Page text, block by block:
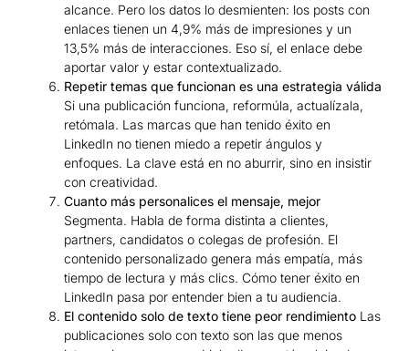
alcance. Pero los datos lo desmienten: los posts con
enlaces tienen un 4,9% más de impresiones y un
13,5% más de interacciones. Eso sí, el enlace debe
aportar valor y estar contextualizado.
Repetir temas que funcionan es una estrategia válida
Si una publicación funciona, reformúla, actualízala,
retómala. Las marcas que han tenido éxito en
LinkedIn no tienen miedo a repetir ángulos y
enfoques. La clave está en no aburrir, sino en insistir
con creatividad.
Cuanto más personalices el mensaje, mejor
Segmenta. Habla de forma distinta a clientes,
partners, candidatos o colegas de profesión. El
contenido personalizado genera más empatía, más
tiempo de lectura y más clics. Cómo tener éxito en
LinkedIn pasa por entender bien a tu audiencia.
El contenido solo de texto tiene peor rendimiento Las
publicaciones solo con texto son las que menos